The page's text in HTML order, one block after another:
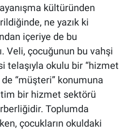
kültüründen
ne yazık ki
içeriye de bu
Veli, çocuğunun bu vahşi
telaşıyla okulu bir “hizmet
de “müşteri” konumuna
bir hizmet sektörü
Toplumda
çocukların okuldaki